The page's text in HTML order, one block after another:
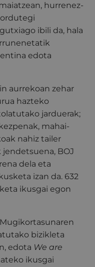
hurrenez-
ordutegi
ibili da, hala
edota
aurrekoan zehar
hazteko
jarduerak;
mahai-
nahiz tailer
BOJ
dela eta
izan da. 632
ikusgai egon
bizikleta
edota We are
ikusgai